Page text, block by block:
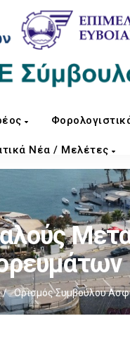
Νέα / Μελέτες
/ Ορισμός Συμβούλου